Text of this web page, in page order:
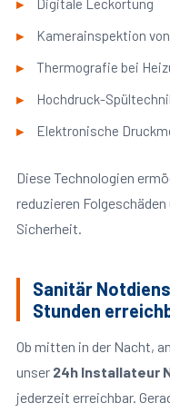
Digitale Leckortung
Kamerainspektion
Thermografie bei
Hochdruck-
Elektronische
Diese Technologien
reduzieren
Sicherheit.
Sanitär
Stunden
Ob mitten in der Nacht,
unser 24h Installateur
jederzeit erreichbar.